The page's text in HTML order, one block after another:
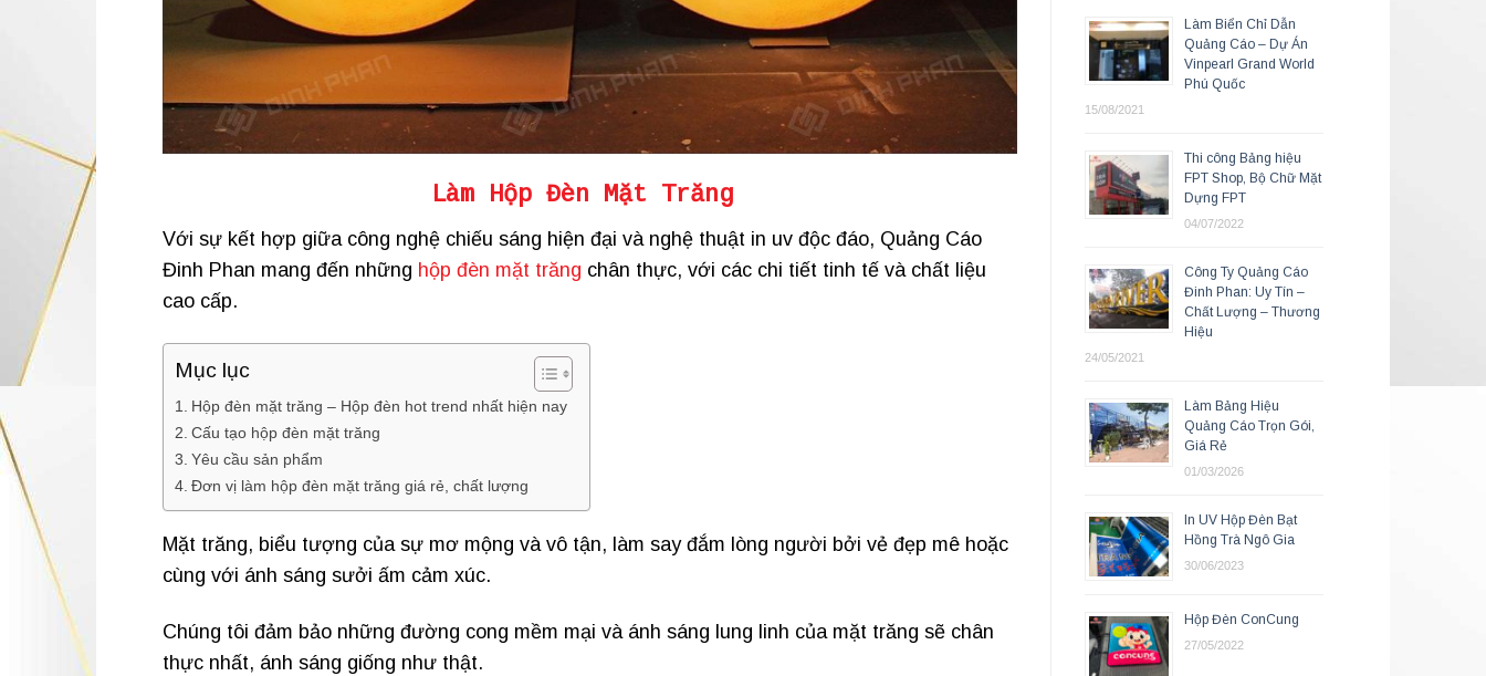
Làm Hộp Đèn Mặt Trăng
Với sự kết hợp giữa công nghệ chiếu sáng hiện đại và nghệ thuật in uv độc đáo, Quảng Cáo
Đinh Phan mang đến những hộp đèn mặt trăng chân thực, với các chi tiết tinh tế và chất liệu
cao cấp.
Mục lục
Hộp đèn mặt trăng – Hộp đèn hot trend nhất hiện nay
Cấu tạo hộp đèn mặt trăng
Yêu cầu sản phẩm
Đơn vị làm hộp đèn mặt trăng giá rẻ, chất lượng
Mặt trăng, biểu tượng của sự mơ mộng và vô tận, làm say đắm lòng người bởi vẻ đẹp mê hoặc
cùng với ánh sáng sưởi ấm cảm xúc.
Chúng tôi đảm bảo những đường cong mềm mại và ánh sáng lung linh của mặt trăng sẽ chân
thực nhất, ánh sáng giống như thật.
Làm Biển Chỉ Dẫn
Quảng Cáo – Dự Án
Vinpearl Grand World
Phú Quốc
15/08/2021
Thi công Bảng hiệu
FPT Shop, Bộ Chữ Mặt
Dựng FPT
04/07/2022
Công Ty Quảng Cáo
Đinh Phan: Uy Tín –
Chất Lượng – Thương
Hiệu
24/05/2021
Làm Bảng Hiệu
Quảng Cáo Trọn Gói,
Giá Rẻ
01/03/2026
In UV Hộp Đèn Bạt
Hồng Trà Ngô Gia
30/06/2023
Hộp Đèn ConCung
27/05/2022